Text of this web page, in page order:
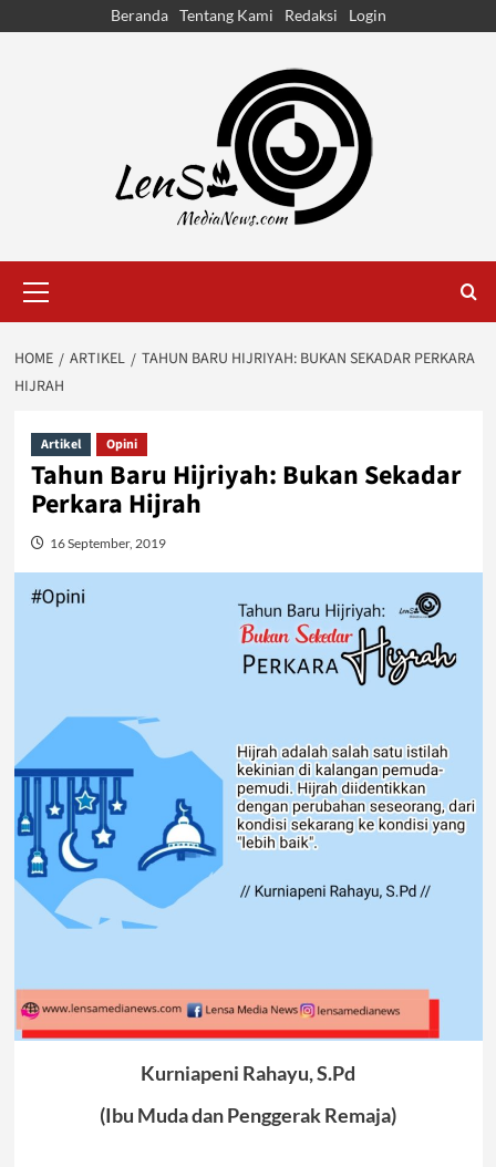
Beranda Tentang Kami Redaksi Login
Menu
HOME ARTIKEL
TAHUN BARU HIJRIYAH: BUKAN SEKADAR PERKARA
HIJRAH
Artikel Opini
Tahun Baru Hijriyah: Bukan Sekadar
Perkara Hijrah
16 September, 2019
Kurniapeni Rahayu, S.Pd
(Ibu Muda dan Penggerak Remaja)